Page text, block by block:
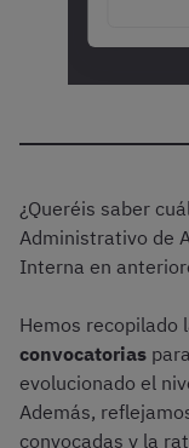
¿Queréis saber
Administrativo de
Interna en
Hemos recopilado
convocatorias
evolucionado el
Además,
convocadas y la